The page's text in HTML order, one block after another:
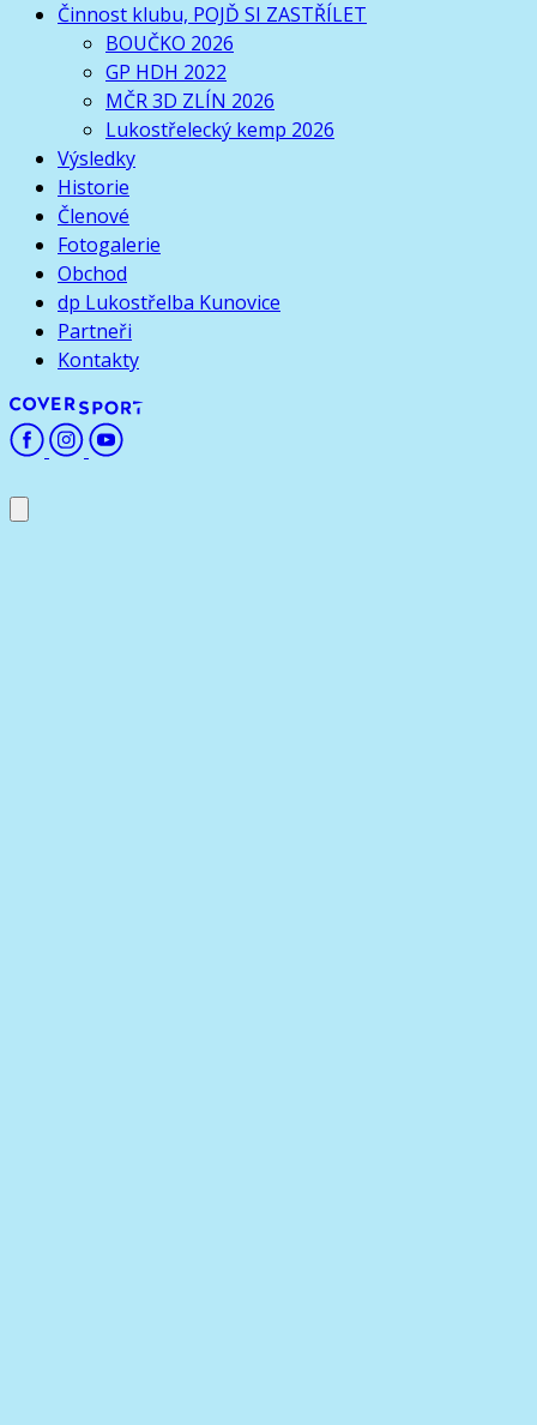
Činnost klubu, POJĎ SI ZASTŘÍLET
BOUČKO 2026
GP HDH 2022
MČR 3D ZLÍN 2026
Lukostřelecký kemp 2026
Výsledky
Historie
Členové
Fotogalerie
Obchod
dp Lukostřelba Kunovice
Partneři
Kontakty